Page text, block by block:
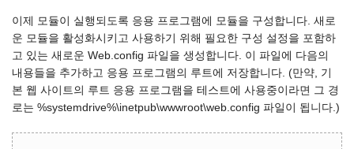
이제 모듈이 실행되도록 응용 프로그램에 모듈을 구성합니다. 새로
운 모듈을 활성화시키고 사용하기 위해 필요한 구성 설정을 포함하
고 있는 새로운 Web.config 파일을 생성합니다. 이 파일에 다음의
내용들을 추가하고 응용 프로그램의 루트에 저장합니다. (만약, 기
본 웹 사이트의 루트 응용 프로그램을 테스트에 사용중이라면 그 경
로는 %systemdrive%\inetpub\wwwroot\web.config 파일이 됩니다.)